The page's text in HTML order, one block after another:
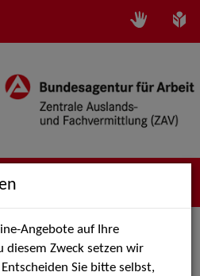
als PDF speichern
Angebote auf Ihre
diesem Zweck setzen wir
Sie bitte selbst,